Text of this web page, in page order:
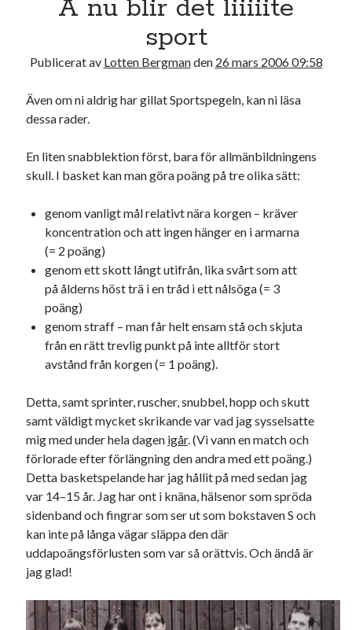
18 19 20 21 23
28 29 30
31
« jul
Sök
Kategorier
Kategorier
Etiketter
barnen basket bil corona
död England fest film fotboll
historia hotell jobb
Julkalenderfacit Julkalendern
julkalendern 2021 Julkalendern 2024
kåseri
mode musik
nostalgi ord radio recept
Å nu blir det liiiiite
sport
Publicerat av Lotten Bergmanden 26 mars 2006 09:58
Även om ni aldrig har gillat Sportspegeln, kan ni läsa
dessa rader.
En liten snabblektion först, bara för allmänbildningens
skull. I basket kan man göra poäng på tre olika sätt:
genom vanligt mål relativt nära korgen – kräver
koncentration och att ingen hänger en i armarna
(= 2 poäng)
genom ett skott långt utifrån, lika svårt som att
på ålderns höst trä i en tråd i ett nålsöga (= 3
poäng)
genom straff – man får helt ensam stå och skjuta
från en rätt trevlig punkt på inte alltför stort
avstånd från korgen (= 1 poäng).
Detta, samt sprinter, ruscher, snubbel, hopp och skutt
samt väldigt mycket skrikande var vad jag sysselsatte
mig med under hela dagen igår. (Vi vann en match och
förlorade efter förlängning den andra med ett poäng.)
Detta basketspelande har jag hållit på med sedan jag
var 14–15 år. Jag har ont i knäna, hälsenor som spröda
sidenband och fingrar som ser ut som bokstaven S och
kan inte på långa vägar släppa den där
uddapoängsförlusten som var så orättvis. Och ändå är
jag glad!